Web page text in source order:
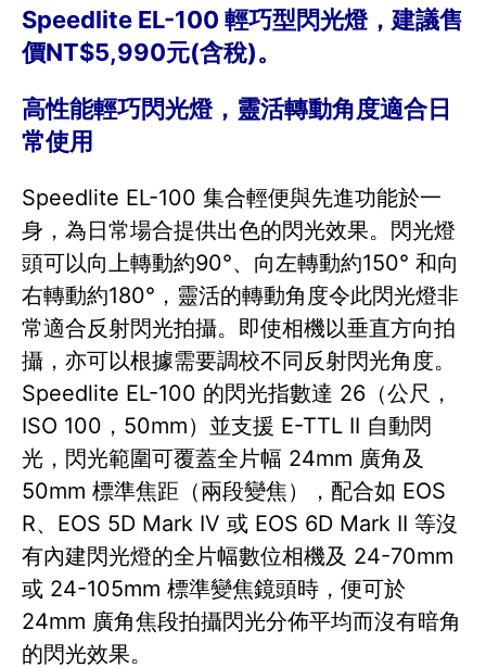
Speedlite EL-100 輕巧型閃光燈，建議售
價NT$5,990元(含稅)。
高性能輕巧閃光燈，靈活轉動角度適合日
常使用
Speedlite EL-100 集合輕便與先進功能於一
身，為日常場合提供出色的閃光效果。閃光燈
頭可以向上轉動約90°、向左轉動約150° 和向
右轉動約180°，靈活的轉動角度令此閃光燈非
常適合反射閃光拍攝。即使相機以垂直方向拍
攝，亦可以根據需要調校不同反射閃光角度。
Speedlite EL-100 的閃光指數達 26（公尺，
ISO 100，50mm）並支援 E-TTL II 自動閃
光，閃光範圍可覆蓋全片幅 24mm 廣角及
50mm 標準焦距（兩段變焦），配合如 EOS
R、EOS 5D Mark IV 或 EOS 6D Mark II 等沒
有內建閃光燈的全片幅數位相機及 24-70mm
或 24-105mm 標準變焦鏡頭時，便可於
24mm 廣角焦段拍攝閃光分佈平均而沒有暗角
的閃光效果。